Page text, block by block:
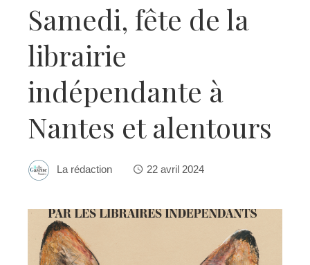
Samedi, fête de la
librairie
indépendante à
Nantes et alentours
La rédaction 22 avril 2024